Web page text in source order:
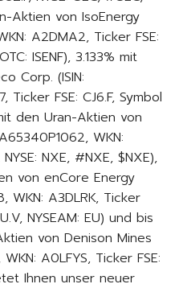
Aktien von IsoEnergy
A2DMA2, Ticker FSE:
ISENF), 3.133% mit
Corp. (ISIN:
Ticker FSE: CJ6.F, Symbol
den Uran-Aktien von
WKN:
NXE, #NXE, $NXE),
von enCore Energy
WKN: A3DLRK, Ticker
NYSEAM: EU) und bis
von Denison Mines
A0LFYS, Ticker FSE:
Ihnen unser neuer